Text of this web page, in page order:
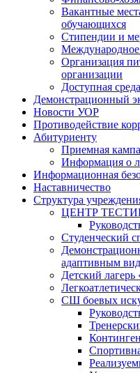
Вакантные
обучающихся
Стипендии и
Международное
Организация
организации
Доступная среда
Демонстрационный
Новости УОР
Противодействие
Абитуриенту
Приемная
Информация о
Информационная
Наставничество
Структура
ЦЕНТР
Студенческий
адаптивным
Детский лагерь
СШ боевых